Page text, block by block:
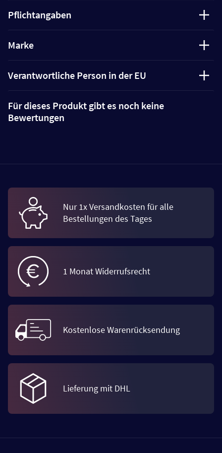
Pflichtangaben
Marke
Verantwortliche Person in der EU
Für dieses Produkt gibt es noch keine
Bewertungen
Nur 1x Versandkosten für alle
Bestellungen des Tages
1 Monat Widerrufsrecht
Kostenlose Warenrücksendung
Lieferung mit DHL